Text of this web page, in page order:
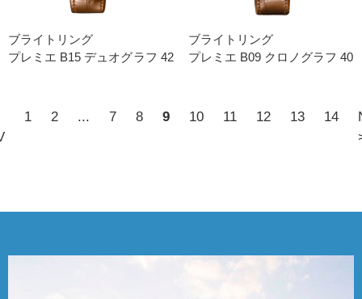
ブライトリング
プレミエ B15 デュオグラフ 42
ブライトリング
プレミエ B09 クロノグラフ 40
1 2 ... 7 8 9 10 11 12 13 14